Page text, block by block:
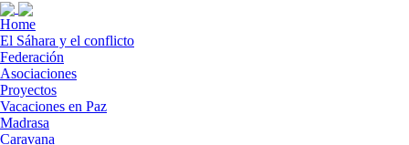
Home
El Sáhara y el conflicto
Federación
Asociaciones
Proyectos
Vacaciones en Paz
Madrasa
Caravana